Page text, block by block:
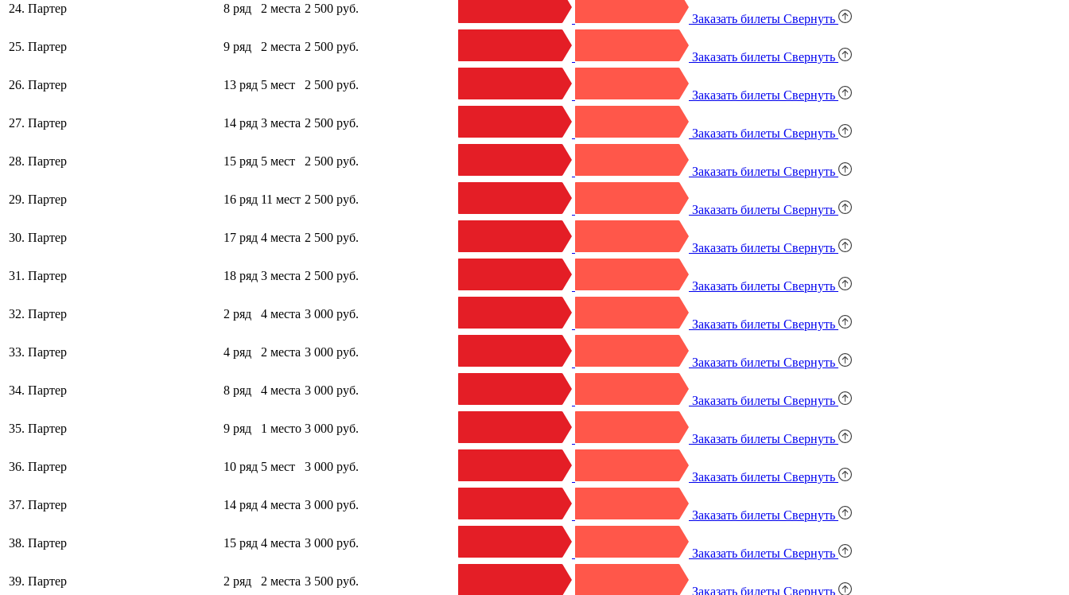
24. Партер 8 ряд 2 места 2 500 руб.
Заказать билеты Свернуть
25. Партер 9 ряд 2 места 2 500 руб.
Заказать билеты Свернуть
26. Партер 13 ряд 5 мест 2 500 руб.
Заказать билеты Свернуть
27. Партер 14 ряд 3 места 2 500 руб.
Заказать билеты Свернуть
28. Партер 15 ряд 5 мест 2 500 руб.
Заказать билеты Свернуть
29. Партер 16 ряд 11 мест 2 500 руб.
Заказать билеты Свернуть
30. Партер 17 ряд 4 места 2 500 руб.
Заказать билеты Свернуть
31. Партер 18 ряд 3 места 2 500 руб.
Заказать билеты Свернуть
32. Партер 2 ряд 4 места 3 000 руб.
Заказать билеты Свернуть
33. Партер 4 ряд 2 места 3 000 руб.
Заказать билеты Свернуть
34. Партер 8 ряд 4 места 3 000 руб.
Заказать билеты Свернуть
35. Партер 9 ряд 1 место 3 000 руб.
Заказать билеты Свернуть
36. Партер 10 ряд 5 мест 3 000 руб.
Заказать билеты Свернуть
37. Партер 14 ряд 4 места 3 000 руб.
Заказать билеты Свернуть
38. Партер 15 ряд 4 места 3 000 руб.
Заказать билеты Свернуть
39. Партер 2 ряд 2 места 3 500 руб.
Заказать билеты Свернуть